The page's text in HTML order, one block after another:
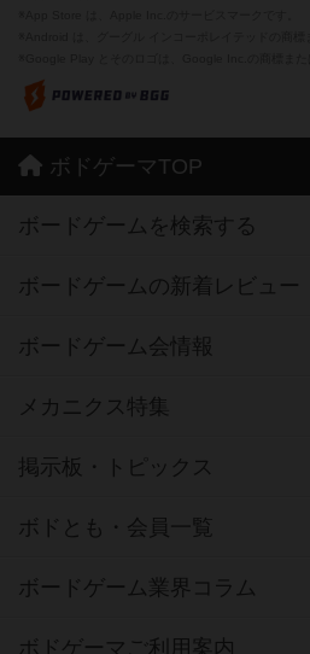
ボドゲーマTOP
ボードゲームを検索する
ボードゲームの新着レビュー
ボードゲーム会情報
メカニクス特集
掲示板・トピックス
ボドとも・会員一覧
ボードゲーム業界コラム
ボドゲーマご利用案内